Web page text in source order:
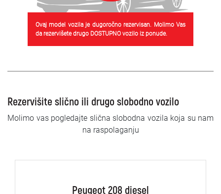
Ovaj model vozila je dugoročno rezervisan. Molimo Vas
da rezervišete drugo DOSTUPNO vozilo iz ponude.
Rezervišite slično ili drugo slobodno vozilo
Molimo vas pogledajte slična slobodna vozila koja su nam
na raspolaganju
Peugeot 208 diesel